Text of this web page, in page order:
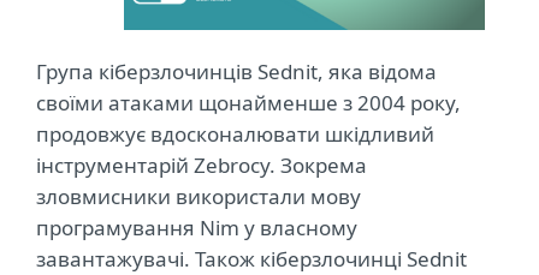
Група кіберзлочинців Sednit, яка відома
своїми атаками щонайменше з 2004 року,
продовжує вдосконалювати шкідливий
інструментарій Zebrocy. Зокрема
зловмисники використали мову
програмування Nim у власному
завантажувачі. Також кіберзлочинці Sednit